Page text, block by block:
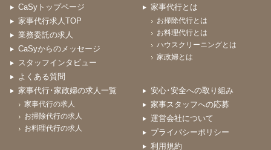
CaSyトップページ
家事代行求人TOP
業務委託の求人
CaSyからのメッセージ
スタッフインタビュー
よくある質問
家事代行とは
お掃除代行とは
お料理代行とは
ハウスクリーニングとは
家政婦とは
家事代行･家政婦の求人一覧
家事代行の求人
お掃除代行の求人
お料理代行の求人
安心･安全への取り組み
家事スタッフへの応募
運営会社について
プライバシーポリシー
利用規約